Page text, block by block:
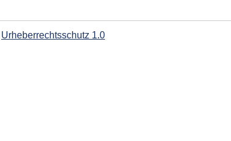
Urheberrechtsschutz 1.0